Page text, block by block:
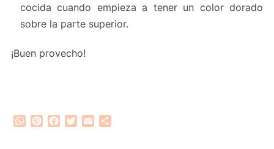
cocida cuando empieza a tener un color dorado
sobre la parte superior.
¡Buen provecho!
WhatsApp
PinterestFacebook
Twitter
Email